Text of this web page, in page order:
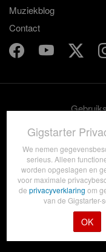
Muziekblog
Contact
© 2012-
Gigstarter
We nemen
serieus. Alleen
worden opgeslagen en
voor maximale
de privacyverklaring om
van de Gigstarter-
OK